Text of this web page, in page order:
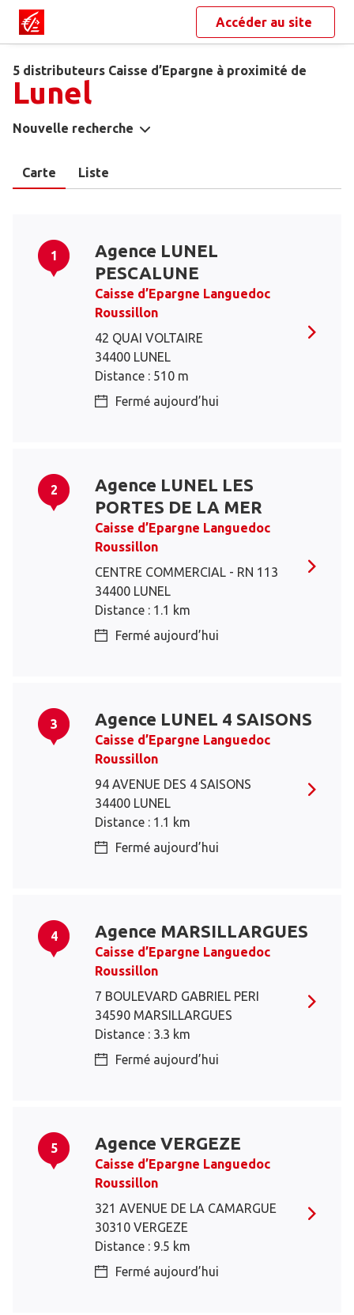
Accéder au site
5 distributeurs Caisse d’Epargne à proximité de
Lunel
Nouvelle recherche
Carte Liste
1
Agence LUNEL
PESCALUNE
Caisse d’Epargne Languedoc
Roussillon
42 QUAI VOLTAIRE
34400 LUNEL
Distance : 510 m
Fermé aujourd’hui
2
Agence LUNEL LES
PORTES DE LA MER
Caisse d’Epargne Languedoc
Roussillon
CENTRE COMMERCIAL - RN 113
34400 LUNEL
Distance : 1.1 km
Fermé aujourd’hui
3 Agence LUNEL 4 SAISONS
Caisse d’Epargne Languedoc
Roussillon
94 AVENUE DES 4 SAISONS
34400 LUNEL
Distance : 1.1 km
Fermé aujourd’hui
4 Agence MARSILLARGUES
Caisse d’Epargne Languedoc
Roussillon
7 BOULEVARD GABRIEL PERI
34590 MARSILLARGUES
Distance : 3.3 km
Fermé aujourd’hui
5 Agence VERGEZE
Caisse d’Epargne Languedoc
Roussillon
321 AVENUE DE LA CAMARGUE
30310 VERGEZE
Distance : 9.5 km
Fermé aujourd’hui